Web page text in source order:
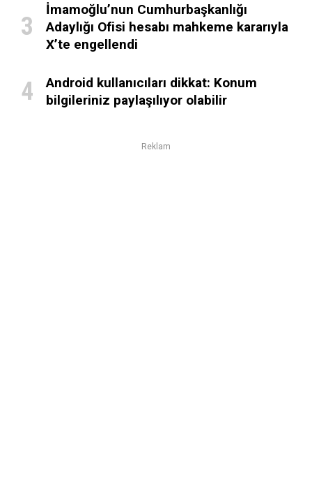
İmamoğlu’nun Cumhurbaşkanlığı
Adaylığı Ofisi hesabı mahkeme kararıyla
X’te engellendi
Android kullanıcıları dikkat: Konum
bilgileriniz paylaşılıyor olabilir
Reklam